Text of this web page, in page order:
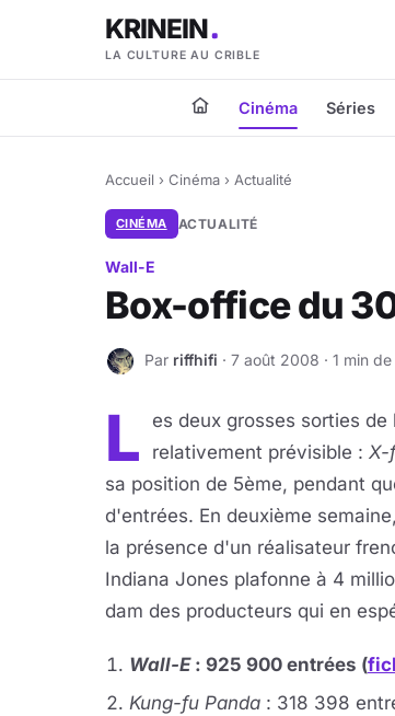
KRINEIN
LA CULTURE AU CRIBLE
Cinéma Séries
Accueil › Cinéma › Actualité
CINÉMA ACTUALITÉ
Wall-E
Box-office du
R Par riffhifi · 7 août 2008 · 1 min
L
es deux grosses sorties
relativement prévisible : X-
sa position de 5ème, pendant
d'entrées. En deuxième semaine,
la présence d'un réalisateur
Indiana Jones plafonne à 4
dam des producteurs qui en
Wall-E: 925 900 entrées (
Kung-fu Panda : 318 398